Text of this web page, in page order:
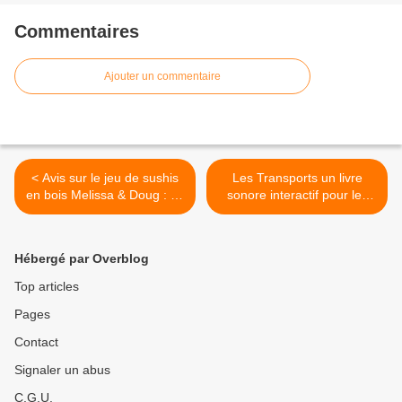
Commentaires
Ajouter un commentaire
< Avis sur le jeu de sushis
en bois Melissa & Doug : un
jouet original dès 3 an
Les Transports un livre
sonore interactif pour les
tout-petits dès 1 an >
Hébergé par Overblog
Top articles
Pages
Contact
Signaler un abus
C.G.U.